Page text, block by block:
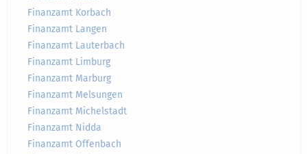
Finanzamt Korbach
Finanzamt Langen
Finanzamt Lauterbach
Finanzamt Limburg
Finanzamt Marburg
Finanzamt Melsungen
Finanzamt Michelstadt
Finanzamt Nidda
Finanzamt Offenbach